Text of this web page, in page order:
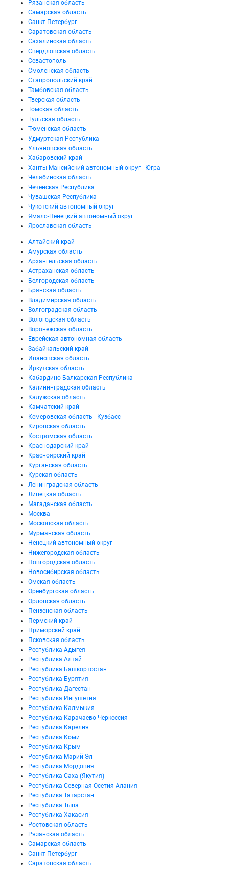
Рязанская область
Самарская область
Санкт-Петербург
Саратовская область
Сахалинская область
Свердловская область
Севастополь
Смоленская область
Ставропольский край
Тамбовская область
Тверская область
Томская область
Тульская область
Тюменская область
Удмуртская Республика
Ульяновская область
Хабаровский край
Ханты-Мансийский автономный округ - Югра
Челябинская область
Чеченская Республика
Чувашская Республика
Чукотский автономный округ
Ямало-Ненецкий автономный округ
Ярославская область
Алтайский край
Амурская область
Архангельская область
Астраханская область
Белгородская область
Брянская область
Владимирская область
Волгоградская область
Вологодская область
Воронежская область
Еврейская автономная область
Забайкальский край
Ивановская область
Иркутская область
Кабардино-Балкарская Республика
Калининградская область
Калужская область
Камчатский край
Кемеровская область - Кузбасс
Кировская область
Костромская область
Краснодарский край
Красноярский край
Курганская область
Курская область
Ленинградская область
Липецкая область
Магаданская область
Москва
Московская область
Мурманская область
Ненецкий автономный округ
Нижегородская область
Новгородская область
Новосибирская область
Омская область
Оренбургская область
Орловская область
Пензенская область
Пермский край
Приморский край
Псковская область
Республика Адыгея
Республика Алтай
Республика Башкортостан
Республика Бурятия
Республика Дагестан
Республика Ингушетия
Республика Калмыкия
Республика Карачаево-Черкессия
Республика Карелия
Республика Коми
Республика Крым
Республика Марий Эл
Республика Мордовия
Республика Саха (Якутия)
Республика Северная Осетия-Алания
Республика Татарстан
Республика Тыва
Республика Хакасия
Ростовская область
Рязанская область
Самарская область
Санкт-Петербург
Саратовская область